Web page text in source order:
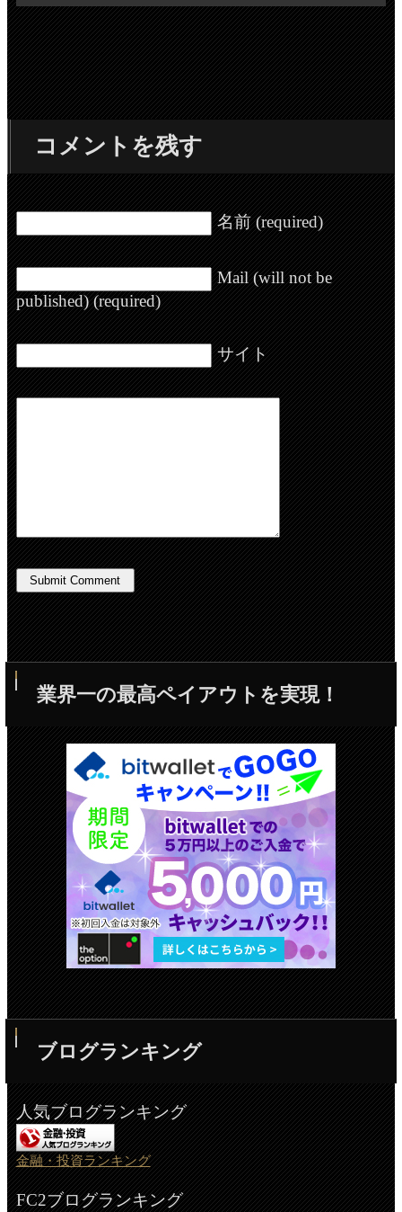
コメントを残す
名前 (required)
Mail (will not be
published) (required)
サイト
業界一の最高ペイアウトを実現！
ブログランキング
人気ブログランキング
金融・投資ランキング
FC2ブログランキング